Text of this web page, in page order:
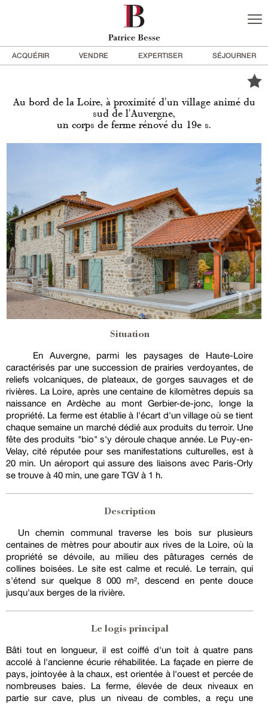
ACQUÉRIR VENDRE EXPERTISER SÉJOURNER
Au bord de la Loire, à proximité d'un village animé du
sud de l'Auvergne,
un corps de ferme rénové du 19e s.
Situation
En Auvergne, parmi les paysages de Haute-Loire
caractérisés par une succession de prairies verdoyantes, de
reliefs volcaniques, de plateaux, de gorges sauvages et de
rivières. La Loire, après une centaine de kilomètres depuis sa
naissance en Ardèche au mont Gerbier-de-jonc, longe la
propriété. La ferme est établie à l'écart d'un village où se tient
chaque semaine un marché dédié aux produits du terroir. Une
fête des produits "bio" s'y déroule chaque année. Le Puy-en-
Velay, cité réputée pour ses manifestations culturelles, est à
20 min. Un aéroport qui assure des liaisons avec Paris-Orly
se trouve à 40 min, une gare TGV à 1 h.
Description
Un chemin communal traverse les bois sur plusieurs
centaines de mètres pour aboutir aux rives de la Loire, où la
propriété se dévoile, au milieu des pâturages cernés de
collines boisées. Le site est calme et reculé. Le terrain, qui
s'étend sur quelque 8 000 m², descend en pente douce
jusqu'aux berges de la rivière.
Le logis principal
Bâti tout en longueur, il est coiffé d'un toit à quatre pans
accolé à l'ancienne écurie réhabilitée. La façade en pierre de
pays, jointoyée à la chaux, est orientée à l'ouest et percée de
nombreuses baies. La ferme, élevée de deux niveaux en
partie sur cave, plus un niveau de combles, a reçu une